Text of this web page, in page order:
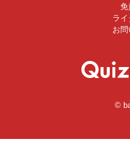
免
ラ
お
©